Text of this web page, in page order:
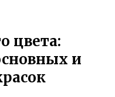
цвета:
и